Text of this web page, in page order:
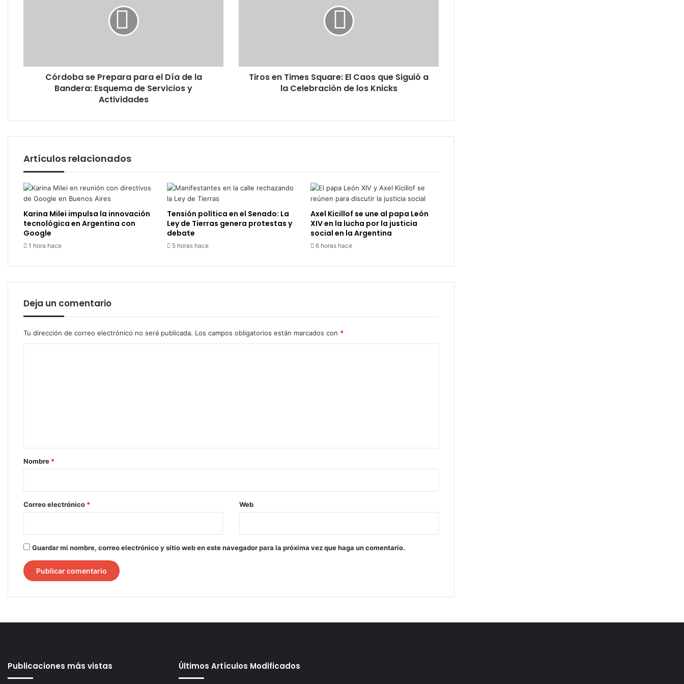
Bandera:
Esquema
Actividades
Córdoba se Prepara para el Día de la
Bandera: Esquema de Servicios y
Actividades
a
Knicks
Tiros en Times Square: El Caos que Siguió a
la Celebración de los Knicks
Artículos relacionados
Karina Milei impulsa la innovación
tecnológica en Argentina con
Google
1 hora hace
Tensión política en el Senado: La
Ley de Tierras genera protestas y
debate
5 horas hace
Axel Kicillof se une al papa León
XIV en la lucha por la justicia
social en la Argentina
6 horas hace
Deja un comentario
Tu dirección de correo electrónico no será publicada. Los campos obligatorios están marcados con *
r
*
Nombre *
Correo electrónico * Web
Guardar mi nombre, correo electrónico y sitio web en este navegador para la próxima vez que haga un comentario.
Publicaciones más vistas Últimos Artículos Modificados